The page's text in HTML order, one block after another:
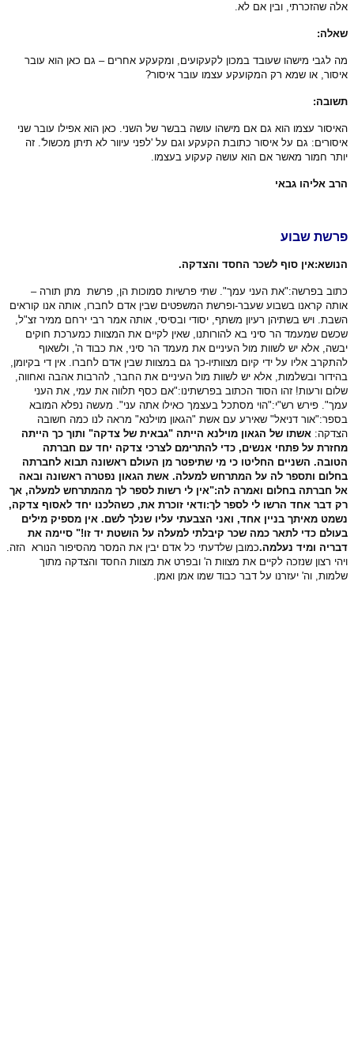
אלה שהזכרתי, ובין אם לא.
שאלה:
מה לגבי מישהו שעובד במכון לקעקועים, ומקעקע אחרים – גם כאן הוא עובר
איסור, או שמא רק המקועקע עצמו עובר איסור?
תשובה:
האיסור עצמו הוא גם אם מישהו עושה בבשר של השני. כאן הוא אפילו עובר שני
איסורים: גם על איסור כתובת הקעקע וגם על 'לפני עיוור לא תיתן מכשול'. זה
יותר חמור מאשר אם הוא עושה קעקוע בעצמו.
הרב אליהו גבאי
פרשת שבוע
הנושא:אין סוף לשכר החסד והצדקה.
כתוב בפרשה:"את העני עמך". שתי פרשיות סמוכות הן, פרשת מתן תורה –
אותה קראנו בשבוע שעבר-ופרשת המשפטים שבין אדם לחברו, אותה אנו קוראים
השבת. ויש בשתיהן רעיון משתף, יסודי ובסיסי, אותה אמר רבי ירחם ממיר זצ"ל,
שכשם שמעמד הר סיני בא להורותנו, שאין לקיים את המצוות כמערכת חוקים
יבשה, אלא יש לשוות מול העיניים את מעמד הר סיני, את כבוד ה', ולשאוף
להתקרב אליו על ידי קיום מצוותיו-כך גם במצוות שבין אדם לחברו. אין די בקיומן,
בהידור ובשלמות, אלא יש לשוות מול העיניים את החבר, להרבות אהבה ואחווה,
שלום ורעות! זהו הסוד הכתוב בפרשתינו:"אם כסף תלווה את עמי, את העני
עמך". פירש רש"י:"הוי מסתכל בעצמך כאילו אתה עני". מעשה נפלא המובא
בספר:"אור דניאל" שאירע עם אשת "הגאון מוילנא" מראה לנו כמה חשובה
הצדקה: אשתו של הגאון מוילנא הייתה "גבאית של צדקה" ותוך כך הייתה
מחזרת על פתחי אנשים, כדי להתרימם לצרכי צדקה יחד עם חברתה
הטובה. השניים החליטו כי מי שתיפטר מן העולם ראשונה תבוא לחברתה
בחלום ותספר לה על המתרחש למעלה. אשת הגאון נפטרה ראשונה ובאה
אל חברתה בחלום ואמרה לה:"אין לי רשות לספר לך מהמתרחש למעלה, אך
רק דבר אחד הרשו לי לספר לך:ודאי זוכרת את, כשהלכנו יחד לאסוף צדקה,
נשמט מאיתך בניין אחד, ואני הצבעתי עליו שנלך לשם. אין מספיק מילים
בעולם כדי לתאר כמה שכר קיבלתי למעלה על הושטת יד זו!" סיימה את
דבריה ומיד נעלמה.כמובן שלדעתי כל אדם יבין את המסר מהסיפור הנורא הזה.
ויהי רצון שנזכה לקיים את מצוות ה' ובפרט את מצוות החסד והצדקה מתוך
שלמות, וה' יעזרנו על דבר כבוד שמו אמן ואמן.